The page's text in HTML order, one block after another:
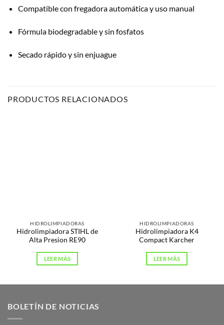
Compatible con fregadora automática y uso manual
Fórmula biodegradable y sin fosfatos
Secado rápido y sin enjuague
PRODUCTOS RELACIONADOS
HIDROLIMPIADORAS
Hidrolimpiadora STIHL de
Alta Presion RE90
LEER MÁS
HIDROLIMPIADORAS
Hidrolimpiadora K4
Compact Karcher
LEER MÁS
BOLETÍN DE NOTICIAS